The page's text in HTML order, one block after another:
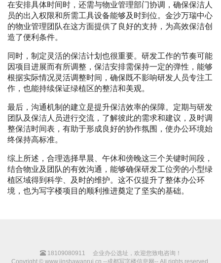
在安排具体时间时，还需与物业管理部门协调，确保保洁人
员的出入权限和所需工具设备能够及时到位。金沙万瑞中心
的物业管理团队在这方面提供了良好的支持，为高效保洁创
造了便利条件。
同时，制定灵活的保洁计划也很重要。研发工作的节奏可能
因项目进展而有所调整，保洁安排需保持一定的弹性，能够
根据实际情况灵活调整时间，确保既不影响研发人员专注工
作，也能持续保证绿植区的整洁和美观。
最后，沟通机制的建立是提升保洁效率的保障。定期与研发
团队及保洁人员进行交流，了解彼此的需求和建议，及时调
整保洁时间表，有助于形成良好的协作氛围，使办公环境始
终保持高标准。
综上所述，合理选择早晨、午休和傍晚这三个关键时间段，
结合物业及团队的有效沟通，能够确保研发工位旁的小型绿
植区域得到科学、及时的维护。这不仅提升了整体办公环
境，也为写字楼项目的顺利推进奠定了坚实的基础。
18109080911
企业办公选址，欢迎您致电咨询！